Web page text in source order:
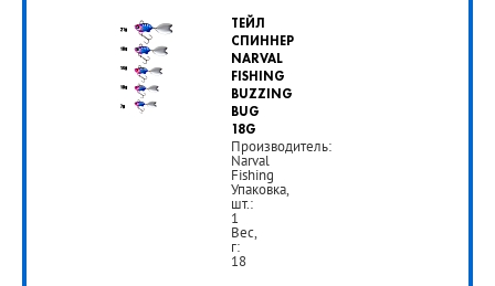
руб.
РУБ
ТЕЙЛ
СПИННЕР
NARVAL
FISHING
BUZZING
BUG
18G
Производитель:
Narval
Fishing
Упаковка,
шт.:
1
Вес,
г:
18